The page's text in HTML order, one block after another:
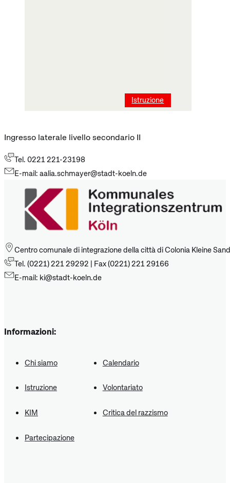
Ingresso laterale livello secondario II
Istruzione
Tel. 0221 221-23198
E-mail: aalia.schmayer@stadt-koeln.de
Centro comunale di integrazione della città di Colonia Kleine
Tel. (0221) 221 29292 | Fax (0221) 221 29166
E-mail: ki@stadt-koeln.de
Informazioni:
Chi siamo Calendario
Istruzione Volontariato
KIM Critica del razzismo
Partecipazione